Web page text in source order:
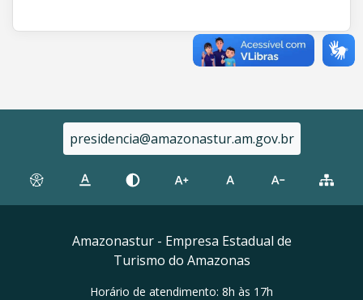
presidencia@amazonastur.am.gov.br
Amazonastur - Empresa Estadual de
Turismo do Amazonas
Horário de atendimento: 8h às 17h